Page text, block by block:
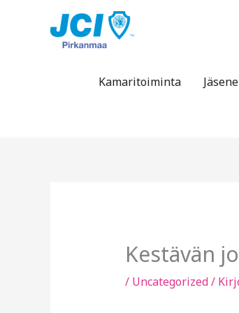
Kamaritoiminta
Kestävän
/ Uncategorized/